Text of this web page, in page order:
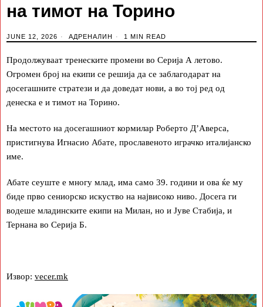
на тимот на Торино
JUNE 12, 2026 АДРЕНАЛИН 1 MIN READ
Продолжуваат тренеските промени во Серија А летово.
Огромен број на екипи се решија да се заблагодарат на
досегашните стратези и да доведат нови, а во тој ред од
денеска е и тимот на Торино.
На местото на досегашниот кормилар Роберто Д’Аверса,
пристигнува Игнасио Абате, прославеното играчко италијанско
име.
Абате сеуште е многу млад, има само 39. години и ова ќе му
биде прво сениорско искуство на највисоко ниво. Досега ги
водеше младинските екипи на Милан, но и Јуве Стабија, и
Тернана во Серија Б.
Извор: vecer.mk